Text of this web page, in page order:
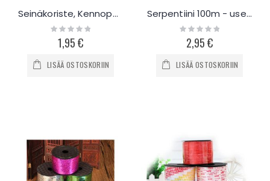
Seinäkoriste, Kennopaperipallo
Rating:
0%1,95 €
LISÄÄ OSTOSKORIIN
Serpentiini 100m - useita värejä
Rating:
0%2,95 €
LISÄÄ OSTOSKORIIN